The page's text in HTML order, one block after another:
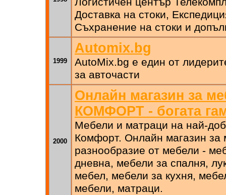
Доставка на стоки,
Съхранение на стоки и
1999
Automix.bg
AutoMix.bg е един от
за авточасти
2000
Онлайн магазин за
КОМФОРТ - богата
Мебели и матраци на най-
Комфорт. Онлайн магазин за
разнообразие от мебели -
дневна, мебели за спалня,
мебел, мебели за кухня,
мебели, матраци.